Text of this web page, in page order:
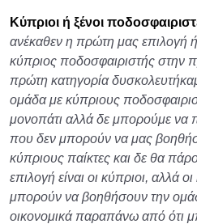
Κύπριοι ή ξένοι
ανέκαθεν η πρώτη μας επιλογή
κύπριος ποδοσφαιριστής στην
πρώτη κατηγορία
ομάδα με κύπριους
μονοπάτι αλλά δε μπορούμε να
που δεν μπορούν να μας
κύπριους παίκτες και δε θα
επιλογή είναι οι κύπριοι, αλλά
μπορούν να βοηθήσουν την
οικονομικά παραπάνω από ότι